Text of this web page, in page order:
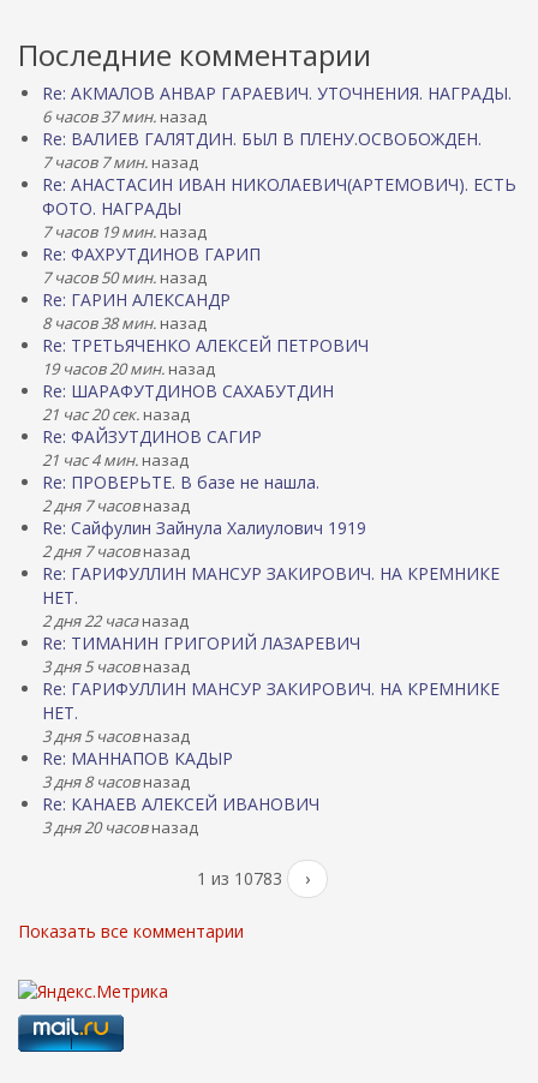
Последние комментарии
Re: АКМАЛОВ АНВАР ГАРАЕВИЧ. УТОЧНЕНИЯ. НАГРАДЫ.
6 часов 37 мин. назад
Re: ВАЛИЕВ ГАЛЯТДИН. БЫЛ В ПЛЕНУ.ОСВОБОЖДЕН.
7 часов 7 мин. назад
Re: АНАСТАСИН ИВАН НИКОЛАЕВИЧ(АРТЕМОВИЧ). ЕСТЬ
ФОТО. НАГРАДЫ
7 часов 19 мин. назад
Re: ФАХРУТДИНОВ ГАРИП
7 часов 50 мин. назад
Re: ГАРИН АЛЕКСАНДР
8 часов 38 мин. назад
Re: ТРЕТЬЯЧЕНКО АЛЕКСЕЙ ПЕТРОВИЧ
19 часов 20 мин. назад
Re: ШАРАФУТДИНОВ САХАБУТДИН
21 час 20 сек. назад
Re: ФАЙЗУТДИНОВ САГИР
21 час 4 мин. назад
Re: ПРОВЕРЬТЕ. В базе не нашла.
2 дня 7 часовназад
Re: Сайфулин Зайнула Халиулович 1919
2 дня 7 часовназад
Re: ГАРИФУЛЛИН МАНСУР ЗАКИРОВИЧ. НА КРЕМНИКЕ
НЕТ.
2 дня 22 часаназад
Re: ТИМАНИН ГРИГОРИЙ ЛАЗАРЕВИЧ
3 дня 5 часовназад
Re: ГАРИФУЛЛИН МАНСУР ЗАКИРОВИЧ. НА КРЕМНИКЕ
НЕТ.
3 дня 5 часовназад
Re: МАННАПОВ КАДЫР
3 дня 8 часовназад
Re: КАНАЕВ АЛЕКСЕЙ ИВАНОВИЧ
3 дня 20 часовназад
1 из 10783 ›
Показать все комментарии